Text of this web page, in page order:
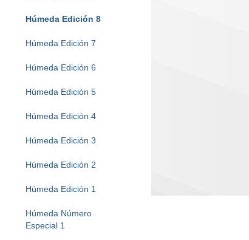
Húmeda Edición 8
Húmeda Edición 7
Húmeda Edición 6
Húmeda Edición 5
Húmeda Edición 4
Húmeda Edición 3
Húmeda Edición 2
Húmeda Edición 1
Húmeda Número
Especial 1